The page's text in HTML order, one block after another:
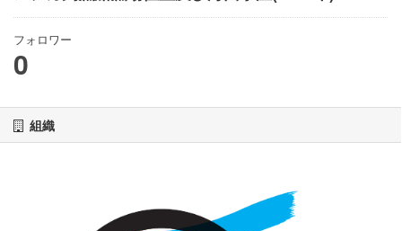
フォロワー
0
組織